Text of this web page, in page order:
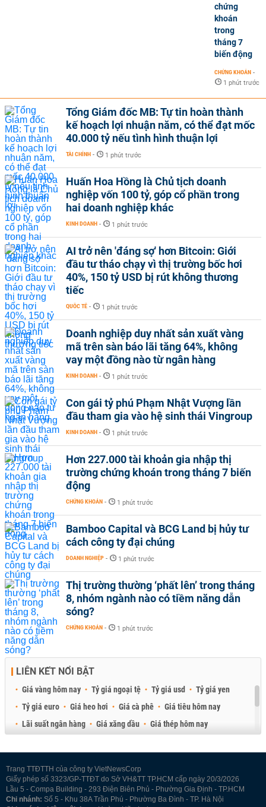
chứng
khoán
trong
tháng 7
biến động
CHỨNG KHOÁN -
1 phút trước
Tổng Giám đốc MB: Tự tin hoàn thành
kế hoạch lợi nhuận năm, có thể đạt mốc
40.000 tỷ nếu tình hình thuận lợi
TÀI CHÍNH - 1 phút trước
Huấn Hoa Hồng là Chủ tịch doanh
nghiệp vốn 100 tỷ, góp cổ phần trong
hai doanh nghiệp khác
KINH DOANH - 1 phút trước
AI trở nên 'đáng sợ' hơn Bitcoin: Giới
đầu tư tháo chạy vì thị trường bốc hơi
40%, 150 tỷ USD bị rút không thương
tiếc
QUỐC TẾ - 1 phút trước
Doanh nghiệp duy nhất sản xuất vàng
mã trên sàn báo lãi tăng 64%, không
vay một đồng nào từ ngân hàng
KINH DOANH - 1 phút trước
Con gái tỷ phú Phạm Nhật Vượng lần
đầu tham gia vào hệ sinh thái Vingroup
KINH DOANH - 1 phút trước
Hơn 227.000 tài khoản gia nhập thị
trường chứng khoán trong tháng 7 biến
động
CHỨNG KHOÁN - 1 phút trước
Bamboo Capital và BCG Land bị hủy tư
cách công ty đại chúng
DOANH NGHIỆP - 1 phút trước
Thị trường thường ‘phất lên’ trong tháng
8, nhóm ngành nào có tiềm năng dẫn
sóng?
CHỨNG KHOÁN - 1 phút trước
LIÊN KẾT NỔI BẬT
Giá vàng hôm nay Tỷ giá ngoại tệ Tỷ giá usd
Tỷ giá yen
Tỷ giá euro
Giá heo hơi Giá cà phê
Giá tiêu hôm nay
Lãi suất ngân hàng
Giá xăng dầu
Giá thép hôm nay
Trang TTĐTTH của công ty VietNewsCorp
Giấy phép số 3323/GP-TTĐT do Sở VH&TT TP.HCM cấp ngày 20/3/2026
Lầu 5 - Compa Building - 293 Điện Biên Phủ - Phường Gia Định - TP.HCM
Chi nhánh: Số 5 - Khu 38A Trần Phú - Phường Ba Đình - TP. Hà Nội